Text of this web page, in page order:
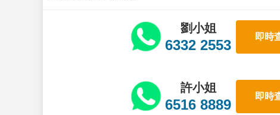
劉小姐
6332 2553
即時
許小姐
6516 8889
即時